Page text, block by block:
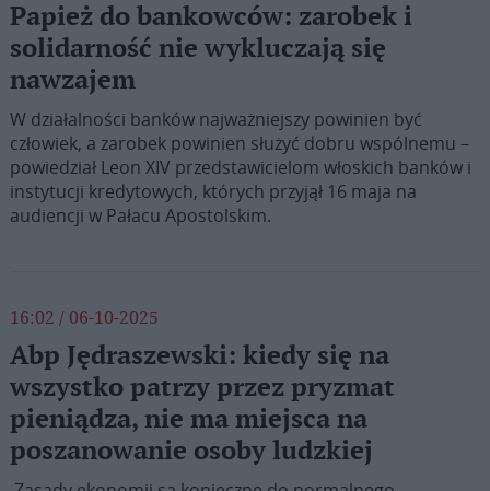
Papież do bankowców: zarobek i
solidarność nie wykluczają się
nawzajem
W działalności banków najważniejszy powinien być
człowiek, a zarobek powinien służyć dobru wspólnemu –
powiedział Leon XIV przedstawicielom włoskich banków i
instytucji kredytowych, których przyjął 16 maja na
audiencji w Pałacu Apostolskim.
16:02 / 06-10-2025
Abp Jędraszewski: kiedy się na
wszystko patrzy przez pryzmat
pieniądza, nie ma miejsca na
poszanowanie osoby ludzkiej